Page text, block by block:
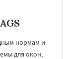
нормам и
для окон,